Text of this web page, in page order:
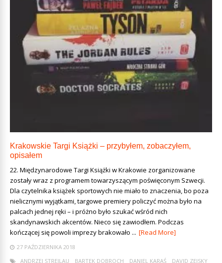
Krakowskie Targi Książki – przybyłem, zobaczyłem,
opisałem
22. Międzynarodowe Targi Książki w Krakowie zorganizowane
zostały wraz z programem towarzyszącym poświęconym Szwecji.
Dla czytelnika książek sportowych nie miało to znaczenia, bo poza
nielicznymi wyjątkami, targowe premiery policzyć można było na
palcach jednej ręki – i próżno było szukać wśród nich
skandynawskich akcentów. Nieco się zawiodłem. Podczas
kończącej się powoli imprezy brakowało ... [Read More]
27 PAŹDZIERNIKA 2018
ANDRZEJ STREJLAU
BARTEK DOBROCH DANIEL KARAŚ
DAVID ZEISKY